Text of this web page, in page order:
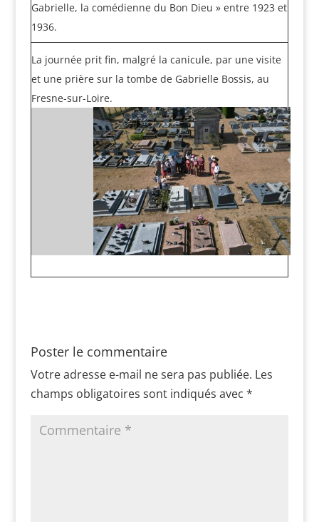
Gabrielle, la comédienne du Bon Dieu » entre 1923 et
1936.
La journée prit fin, malgré la canicule, par une visite
et une prière sur la tombe de Gabrielle Bossis, au
Fresne-sur-Loire.
Poster le commentaire
Votre adresse e-mail ne sera pas publiée. Les
champs obligatoires sont indiqués avec *